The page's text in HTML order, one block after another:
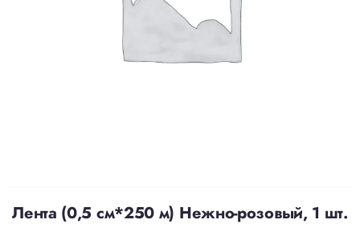
Политика конфиденциальности
Лента (0,5 см*250 м) Нежно-розовый, 1 шт.